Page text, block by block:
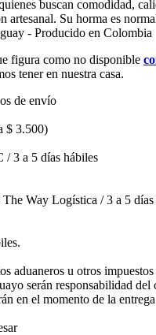
buscan comodidad,
artesanal. Su horma es
- Producido en Colombia
figura como no disponible
tener en nuestra casa.
de envío
$ 3.500)
3 a 5 días hábiles
Way Logística / 3 a 5 días
aduaneros u otros
serán responsabilidad del
en el momento de la